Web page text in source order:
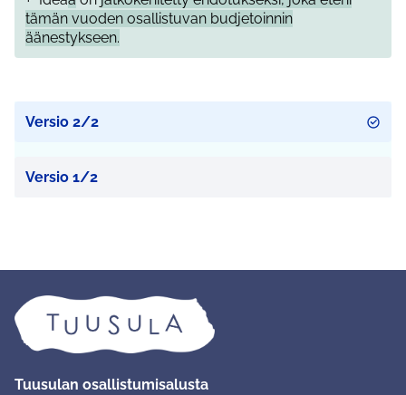
tämän vuoden osallistuvan budjetoinnin
äänestykseen.
Versio 2/2
Versio 1/2
Tuusulan osallistumisalusta